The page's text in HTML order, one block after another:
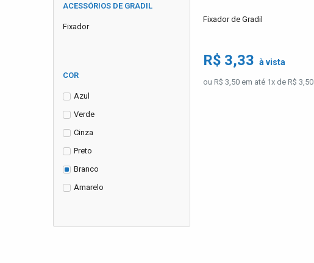
ACESSÓRIOS DE GRADIL
Fixador
COR
Azul
Verde
Cinza
Preto
Branco
Amarelo
Fixador de Gradil
R$ 3,33 à vista
ou R$ 3,50 em até 1x de R$ 3,50